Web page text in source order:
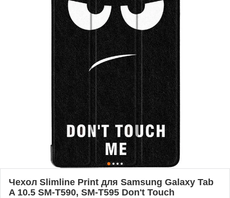
Чехол Slimline Print для Samsung Galaxy Tab
A 10.5 SM-T590, SM-T595 Don't Touch